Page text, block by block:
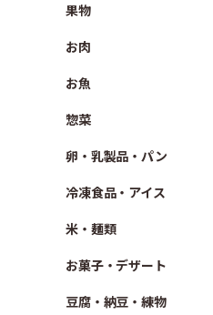
果物
お肉
お魚
惣菜
卵・乳製品・パン
冷凍食品・アイス
米・麺類
お菓子・デザート
豆腐・納豆・練物